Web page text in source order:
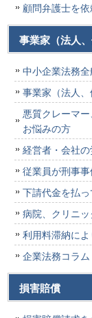
顧問弁護士を
事業家（法人、
中小企業法務
事業家（法人
悪質クレーマ
お悩みの方
経営者・会社
従業員が刑事
下請代金を払
病院、クリニ
利用料滞納に
企業法務コラム
損害賠償